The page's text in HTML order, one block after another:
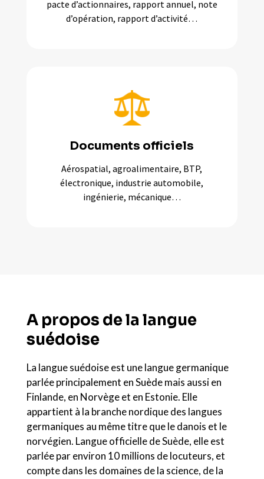
pacte d’actionnaires, rapport annuel, note
d’opération, rapport d’activité…
Documents officiels
Aérospatial, agroalimentaire, BTP,
électronique, industrie automobile,
ingénierie, mécanique…
A propos de la langue
suédoise
La langue suédoise est une langue germanique
parlée principalement en Suède mais aussi en
Finlande, en Norvège et en Estonie. Elle
appartient à la branche nordique des langues
germaniques au même titre que le danois et le
norvégien. Langue officielle de Suède, elle est
parlée par environ 10 millions de locuteurs, et
compte dans les domaines de la science, de la